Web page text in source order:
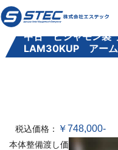
コ
ン
ン
株
式
社
中古 ビシャモン
LAM30KUP アーム
税込価格： ￥748,000-
本体整備渡し価